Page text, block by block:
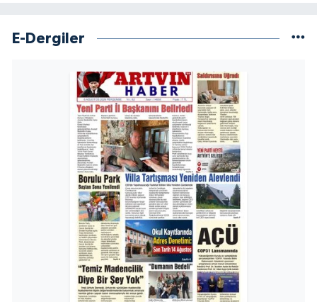
E-Dergiler